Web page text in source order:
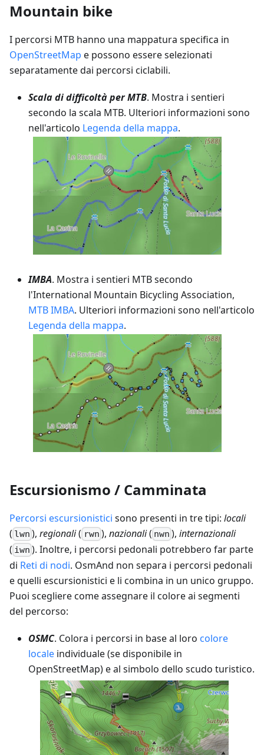
Mountain bike
I percorsi MTB hanno una mappatura specifica in
OpenStreetMap e possono essere selezionati
separatamente dai percorsi ciclabili.
Scala di difficoltà per MTB. Mostra i sentieri
secondo la scala MTB. Ulteriori informazioni sono
nell'articolo Legenda della mappa.
IMBA. Mostra i sentieri MTB secondo
l'International Mountain Bicycling Association,
MTB IMBA. Ulteriori informazioni sono nell'articolo
Legenda della mappa.
Escursionismo / Camminata
Percorsi escursionistici sono presenti in tre tipi: locali
( lwn ),regionali( rwn ), nazionali( nwn ),internazionali
( iwn ). Inoltre, i percorsi pedonali potrebbero far parte
di Reti di nodi. OsmAnd non separa i percorsi pedonali
e quelli escursionistici e li combina in un unico gruppo.
Puoi scegliere come assegnare il colore ai segmenti
del percorso:
OSMC. Colora i percorsi in base al loro colore
locale individuale (se disponibile in
OpenStreetMap) e al simbolo dello scudo turistico.